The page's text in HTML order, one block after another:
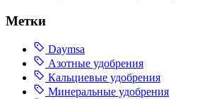
Метки
Daymsa
Азотные удобрения
Кальциевые удобрения
Минеральные удобрения